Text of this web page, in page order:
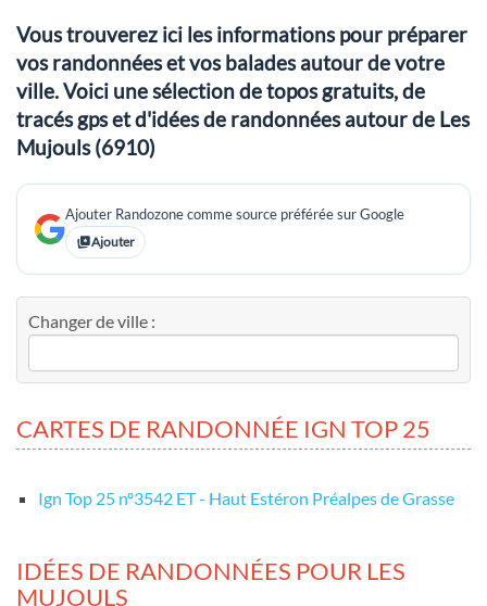
Vous trouverez ici les informations pour préparer
vos randonnées et vos balades autour de votre
ville. Voici une sélection de topos gratuits, de
tracés gps et d'idées de randonnées autour de Les
Mujouls (6910)
Ajouter Randozone comme source préférée sur Google
Ajouter
Changer de ville :
CARTES DE RANDONNÉE IGN TOP 25
Ign Top 25 nº3542 ET - Haut Estéron Préalpes de Grasse
IDÉES DE RANDONNÉES POUR LES
MUJOULS